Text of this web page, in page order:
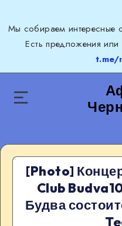
Мы собираем интересные
Есть предложения или
t.me/
[Photo]
Club
Будва